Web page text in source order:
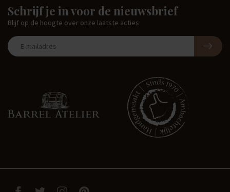
Schrijf je in voor de nieuwsbrief
Blijf op de hoogte over onze laatste acties